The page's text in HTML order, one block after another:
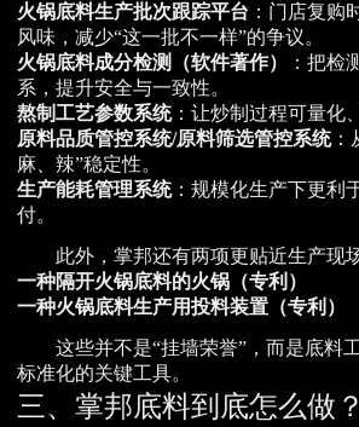
火锅底料生产批次跟踪平台 ：门店复购
风味，减少“这一批不一样”的争议。
火锅底料成分检测（软件著作）
：把检
系，提升安全与一致性。
熬制工艺参数系统：让炒制过程可量化
原料品质管控系统/原料筛选管控系统：
麻、辣”稳定性。
生产能耗管理系统：规模化生产下更利
付。
此外，掌邦还有两项更贴近生产现
一种隔开火锅底料的火锅（专利）
一种火锅底料生产用投料装置（专利）
这些并不是“挂墙荣誉”，而是底料
标准化的关键工具。
三、掌邦底料到底怎么做